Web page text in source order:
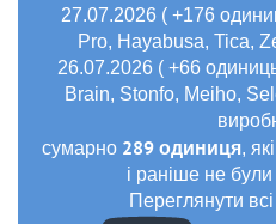
27.07.2026 ( +176
Pro, Hayabusa, Tica,
26.07.2026 ( +66
Brain, Stonfo, Meiho,
сумарно 289 одиниця,
і раніше не
Переглянути всі